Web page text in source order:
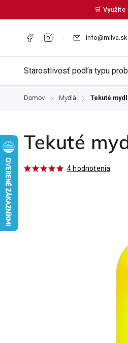
🛒
info@milva.sk
Starostlivosť podľa typu
Domov / Mydlá / Tekuté
Tekuté
4 hodnotenia